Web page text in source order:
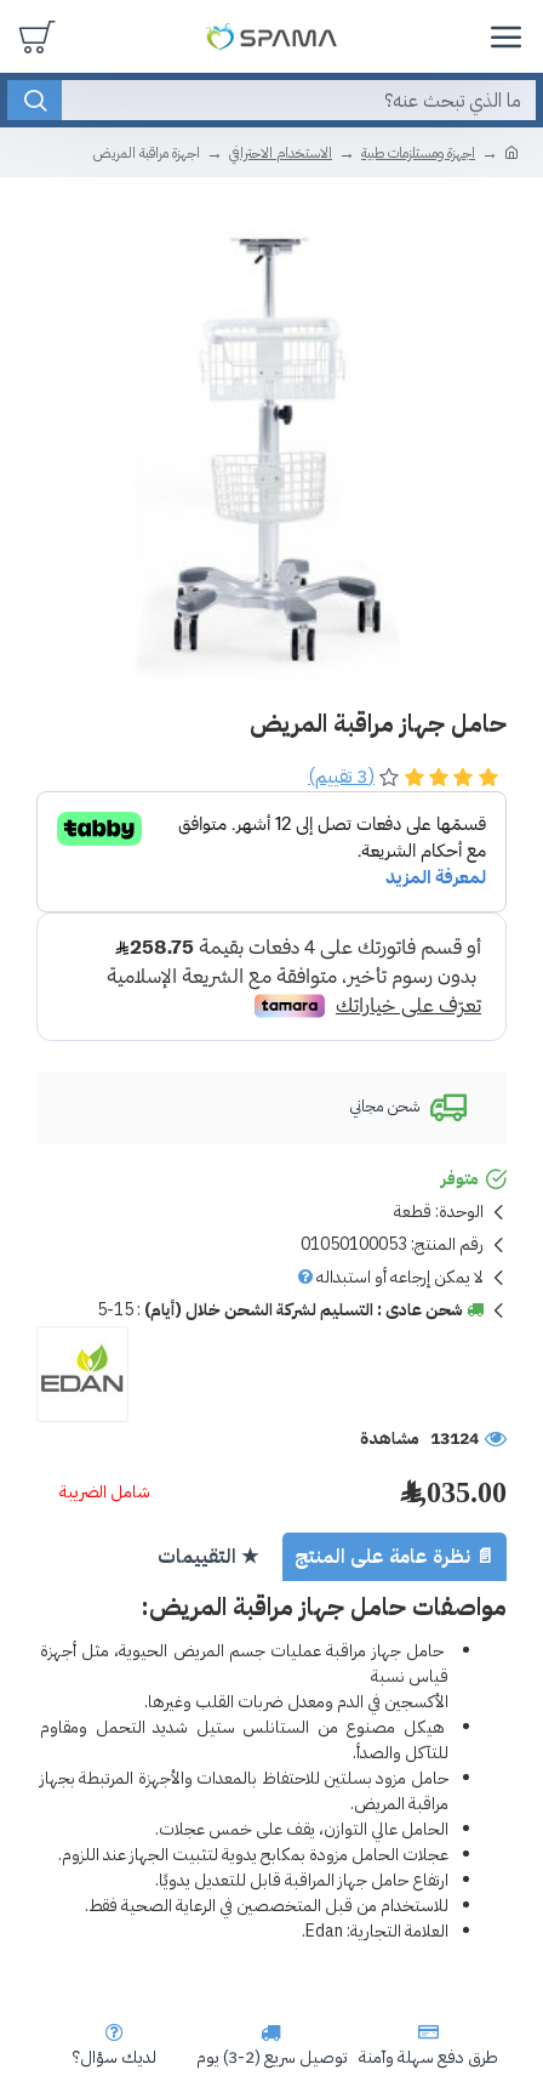
اجهزة ومستلزمات طبية الاستخدام الاحترافي اجهزة مراقبة المريض
حامل جهاز مراقبة المريض
متوفر
الوحدة: قطعة
رقم المنتج: 01050100053
لا يمكن إرجاعه أو استبداله
شحن عادى : التسليم لشركة الشحن خلال (أيام) :
5-15
13124 مشاهدة
(3 تقييم)
1,035.00 ﷼ شامل الضريبة
شحن مجاني
طرق دفع سهلة وآمنة توصيل سريع (2-3) يوم لديك سؤال؟
📄 نظرة عامة على المنتج ★ التقييمات
مواصفات حامل جهاز مراقبة المريض:
قياس نسبة
الأكسجين في الدم ومعدل ضربات القلب وغيرها.
للتآكل والصدأ.
مراقبة المريض.
الحامل عالي التوازن، يقف على خمس عجلات.
عجلات الحامل مزودة بمكابح يدوية لتثبيت الجهاز عند اللزوم.
ارتفاع حامل جهاز المراقبة قابل للتعديل يدويًا.
للاستخدام من قبل المتخصصين في الرعاية الصحية فقط.
العلامة التجارية: Edan.